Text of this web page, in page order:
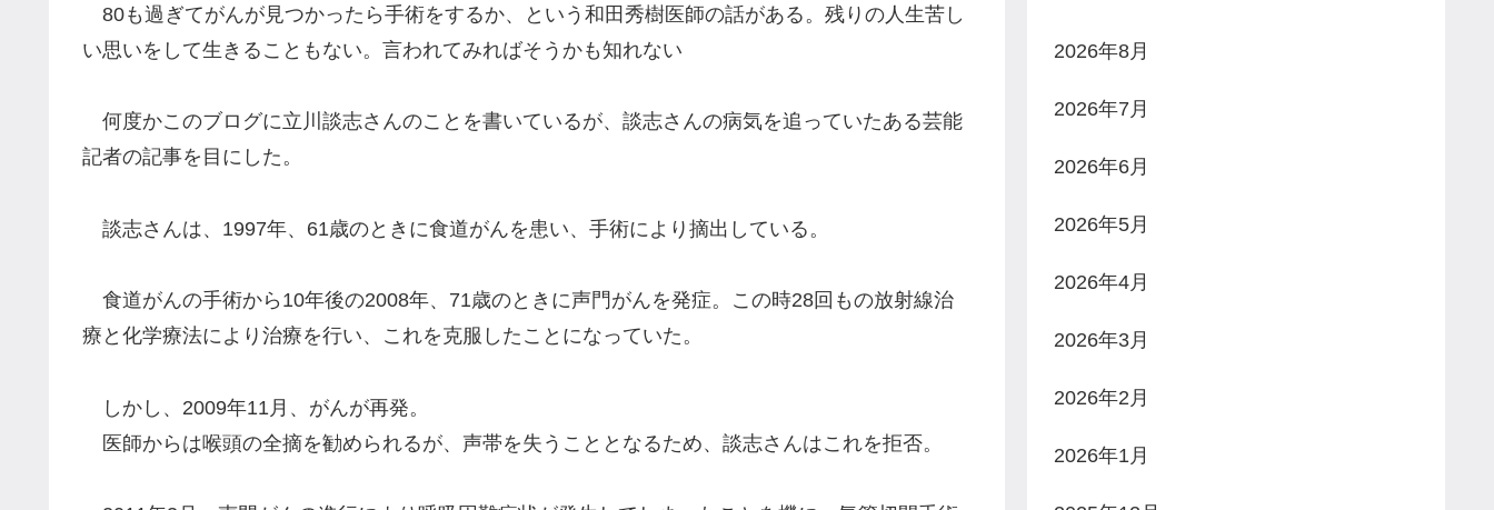
80も過ぎてがんが見つかったら手術をするか、という和田秀樹医師の話がある。残りの人生苦し
い思いをして生きることもない。言われてみればそうかも知れない
何度かこのブログに立川談志さんのことを書いているが、談志さんの病気を追っていたある芸能
記者の記事を目にした。
談志さんは、1997年、61歳のときに食道がんを患い、手術により摘出している。
食道がんの手術から10年後の2008年、71歳のときに声門がんを発症。この時28回もの放射線治
療と化学療法により治療を行い、これを克服したことになっていた。
しかし、2009年11月、がんが再発。
医師からは喉頭の全摘を勧められるが、声帯を失うこととなるため、談志さんはこれを拒否。
2026年8月
2026年7月
2026年6月
2026年5月
2026年4月
2026年3月
2026年2月
2026年1月